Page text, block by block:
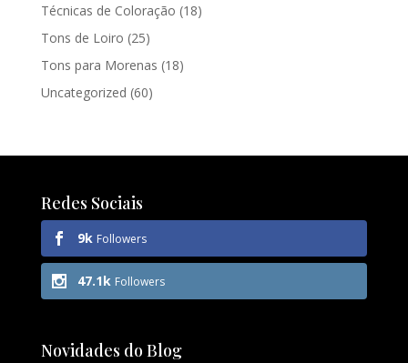
Técnicas de Coloração (18)
Tons de Loiro (25)
Tons para Morenas (18)
Uncategorized (60)
Redes Sociais
9k Followers
47.1k Followers
Novidades do Blog